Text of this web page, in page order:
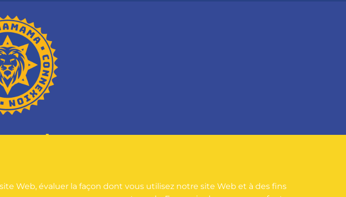
Web, évaluer la façon dont vous utilisez notre site Web et à des fins